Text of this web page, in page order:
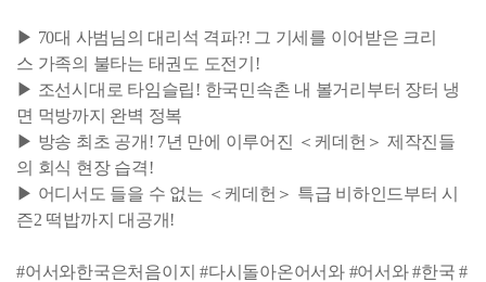
▶ 70대 사범님의 대리석 격파?! 그 기세를 이어받은 크리
스 가족의 불타는 태권도 도전기!
▶ 조선시대로 타임슬립! 한국민속촌 내 볼거리부터 장터 냉
면 먹방까지 완벽 정복
▶ 방송 최초 공개! 7년 만에 이루어진 ＜케데헌＞ 제작진들
의 회식 현장 습격!
▶ 어디서도 들을 수 없는 ＜케데헌＞ 특급 비하인드부터 시
즌2 떡밥까지 대공개!
#어서와한국은처음이지 #다시돌아온어서와 #어서와 #한국 #